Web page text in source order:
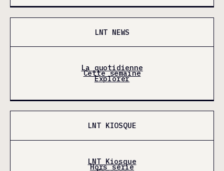
LNT NEWS
La quotidienne
Cette semaine
Explorer
LNT KIOSQUE
LNT Kiosque
Hors série